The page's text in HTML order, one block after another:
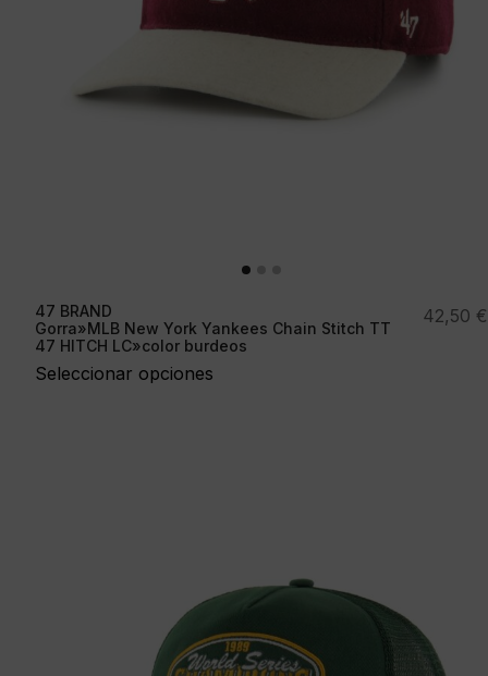
47 BRAND
Gorra»MLB New York Yankees Chain Stitch TT
47 HITCH LC»color burdeos
Seleccionar opciones
42,50 €